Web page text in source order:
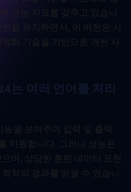
성능 지표를 갖추고 있습니
을 유지하면서, 이 버전은 사
화 기술을 기반으로 개선 사
는 여러 언어를 처리
을 보여주며 입력 및 출력
지원합니다. 그러나 성능은
으며, 상당한 훈련 데이터 표현
최적의 결과를 얻을 수 있습니